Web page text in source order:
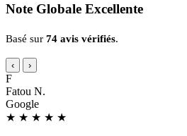
Note Globale Excellente
Basé sur 74 avis vérifiés.
‹ ›
F
Fatou N.
Google
★ ★ ★ ★ ★